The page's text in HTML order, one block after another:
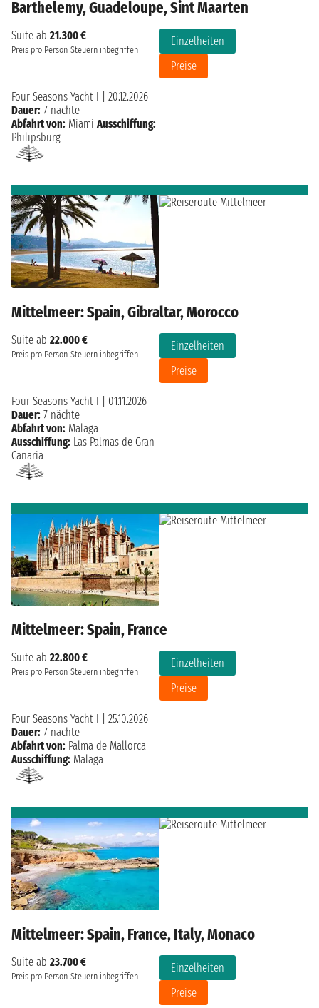
Barthelemy, Guadeloupe, Sint Maarten
Suite ab 21.300 €
Preis pro Person Steuern inbegriffen
Einzelheiten
Preise
Four Seasons Yacht I
20.12.2026
Dauer: 7 nächte
Abfahrt von: Miami Ausschiffung:
Philipsburg
Mittelmeer: Spain, Gibraltar, Morocco
Suite ab 22.000 €
Preis pro Person Steuern inbegriffen
Einzelheiten
Preise
Four Seasons Yacht I
01.11.2026
Dauer: 7 nächte
Abfahrt von: Malaga
Ausschiffung: Las Palmas de Gran
Canaria
Mittelmeer: Spain, France
Suite ab 22.800 €
Preis pro Person Steuern inbegriffen
Einzelheiten
Preise
Four Seasons Yacht I
25.10.2026
Dauer: 7 nächte
Abfahrt von: Palma de Mallorca
Ausschiffung: Malaga
Mittelmeer: Spain, France, Italy, Monaco
Suite ab 23.700 €
Preis pro Person Steuern inbegriffen
Einzelheiten
Preise